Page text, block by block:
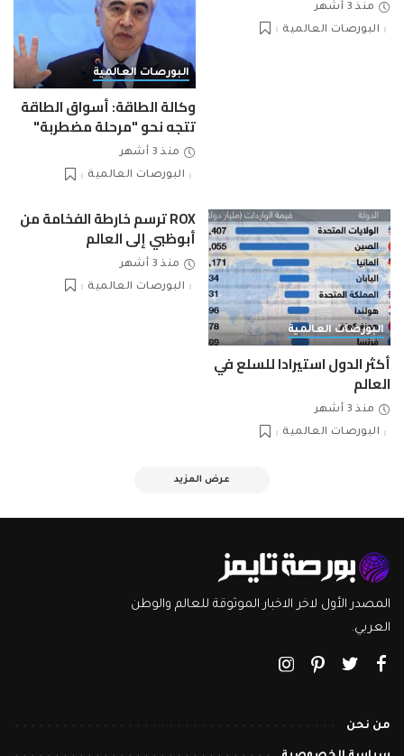
منذ 3 أشهر
البورصات العالمية
البورصات العالمية
وكالة الطاقة: أسواق الطاقة
تتجه نحو "مرحلة مضطربة"
منذ 3 أشهر
البورصات العالمية
البورصات العالمية
أكثر الدول استيرادا للسلع في
العالم
منذ 3 أشهر
البورصات العالمية
ROX ترسم خارطة الفخامة من
أبوظبي إلى العالم
منذ 3 أشهر
البورصات العالمية
عرض المزيد
المصدر الأول لاخر الاخبار الموثوقة للعالم والوطن
العربي.
من نحن